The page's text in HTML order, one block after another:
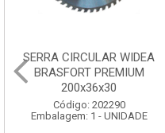
SERRA CIRCULAR WIDEA
BRASFORT PREMIUM
200x36x30
Código: 202290
Embalagem: 1 - UNIDADE